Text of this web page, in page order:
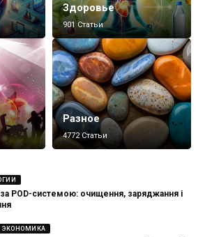
Здоровье
901 Статьи
Разное
4772 Статьи
POD-системою: очищення, заряджання і
ЭКОНОМИКА